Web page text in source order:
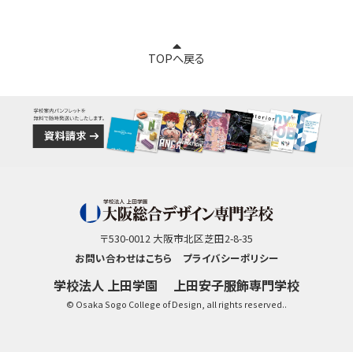
TOPへ戻る
〒530-0012 大阪市北区芝田2-8-35
お問い合わせはこちら
プライバシーポリシー
学校法人 上田学園 上田安子服飾専門学校
© Osaka Sogo College of Design, all rights reserved..